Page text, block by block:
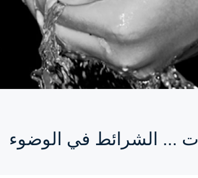
... الشرائط في الوضوء